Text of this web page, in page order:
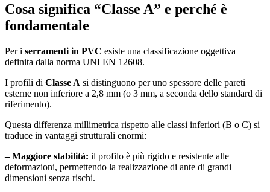
Cosa significa “Classe A” e perché è
fondamentale
Per i serramenti in PVC esiste una classificazione oggettiva
definita dalla norma UNI EN 12608.
I profili di Classe A si distinguono per uno spessore delle pareti
esterne non inferiore a 2,8 mm (o 3 mm, a seconda dello standard di
riferimento).
Questa differenza millimetrica rispetto alle classi inferiori (B o C) si
traduce in vantaggi strutturali enormi:
– Maggiore stabilità: il profilo è più rigido e resistente alle
deformazioni, permettendo la realizzazione di ante di grandi
dimensioni senza rischi.